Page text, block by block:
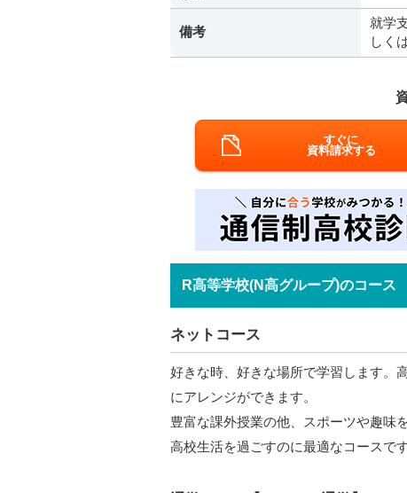
備考
就学
しく
すぐに
資料請求する
R高等学校(N高グループ)のコース
ネットコース
好きな時、好きな場所で学習します。
にアレンジができます。
豊富な課外授業の他、スポーツや趣味
高校生活を過ごすのに最適なコースです